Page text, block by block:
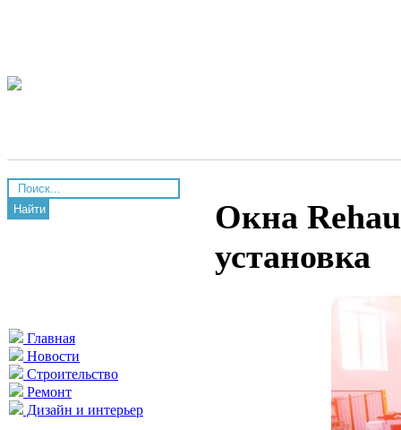
Найти
Главная
Новости
Строительство
Ремонт
Дизайн и интерьер
Окна
установка